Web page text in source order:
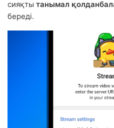
сияқты танымал
береді.